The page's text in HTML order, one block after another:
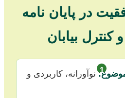
در پایان نامه
کنترل بیابان
1
موضوع:نوآورانه، کاربردی و